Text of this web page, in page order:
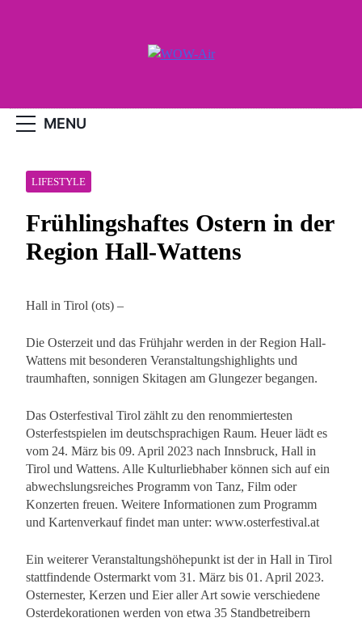
MENU
LIFESTYLE
Frühlingshaftes Ostern in der
Region Hall-Wattens
Hall in Tirol (ots) –
Die Osterzeit und das Frühjahr werden in der Region Hall-
Wattens mit besonderen Veranstaltungshighlights und
traumhaften, sonnigen Skitagen am Glungezer begangen.
Das Osterfestival Tirol zählt zu den renommiertesten
Osterfestspielen im deutschsprachigen Raum. Heuer lädt es
vom 24. März bis 09. April 2023 nach Innsbruck, Hall in
Tirol und Wattens. Alle Kulturliebhaber können sich auf ein
abwechslungsreiches Programm von Tanz, Film oder
Konzerten freuen. Weitere Informationen zum Programm
und Kartenverkauf findet man unter: www.osterfestival.at
Ein weiterer Veranstaltungshöhepunkt ist der in Hall in Tirol
stattfindende Ostermarkt vom 31. März bis 01. April 2023.
Osternester, Kerzen und Eier aller Art sowie verschiedene
Osterdekorationen werden von etwa 35 Standbetreibern